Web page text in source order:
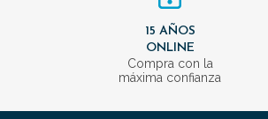
15 AÑOS
ONLINE
Compra con la
máxima confianza